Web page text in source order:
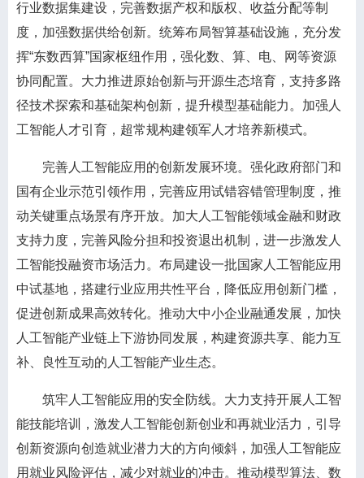
行业数据集建设，完善数据产权和版权、收益分配等制
度，加强数据供给创新。统筹布局智算基础设施，充分发
挥“东数西算”国家枢纽作用，强化数、算、电、网等资源
协同配置。大力推进原始创新与开源生态培育，支持多路
径技术探索和基础架构创新，提升模型基础能力。加强人
工智能人才引育，超常规构建领军人才培养新模式。
完善人工智能应用的创新发展环境。强化政府部门和
国有企业示范引领作用，完善应用试错容错管理制度，推
动关键重点场景有序开放。加大人工智能领域金融和财政
支持力度，完善风险分担和投资退出机制，进一步激发人
工智能投融资市场活力。布局建设一批国家人工智能应用
中试基地，搭建行业应用共性平台，降低应用创新门槛，
促进创新成果高效转化。推动大中小企业融通发展，加快
人工智能产业链上下游协同发展，构建资源共享、能力互
补、良性互动的人工智能产业生态。
筑牢人工智能应用的安全防线。大力支持开展人工智
能技能培训，激发人工智能创新创业和再就业活力，引导
创新资源向创造就业潜力大的方向倾斜，加强人工智能应
用就业风险评估，减少对就业的冲击。推动模型算法、数